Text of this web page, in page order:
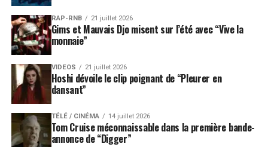
RAP-RNB 21 juillet 2026
Gims et Mauvais Djo misent sur l’été avec “Vive la
monnaie”
VIDEOS 21 juillet 2026
Hoshi dévoile le clip poignant de “Pleurer en
dansant”
TÉLÉ / CINÉMA 14 juillet 2026
Tom Cruise méconnaissable dans la première bande-
annonce de “Digger”